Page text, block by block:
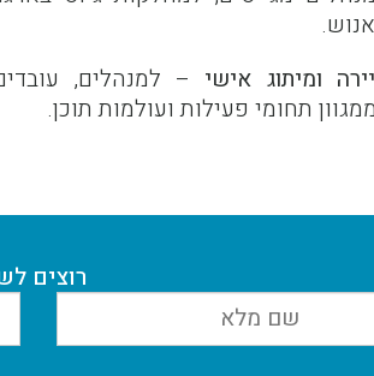
ומיתוג אישי – למנהלים,
תחומי פעילות ועולמות תוכן.
רוצים
שם
מלא